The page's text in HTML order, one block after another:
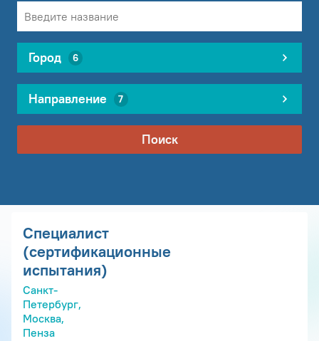
Город 6
Направление 7
Поиск
Специалист
(сертификационные
испытания)
Санкт-
Петербург,
Москва,
Пенза